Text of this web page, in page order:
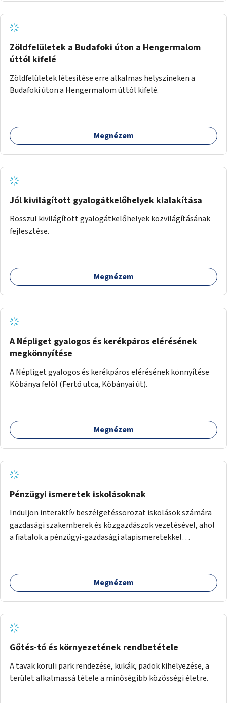
Zöldfelületek a Budafoki úton a Hengermalom
úttól kifelé
Zöldfelületek létesítése erre alkalmas helyszíneken a
Budafoki úton a Hengermalom úttól kifelé.
Megnézem
Jól kivilágított gyalogátkelőhelyek kialakítása
Rosszul kivilágított gyalogátkelőhelyek közvilágításának
fejlesztése.
Megnézem
A Népliget gyalogos és kerékpáros elérésének
megkönnyítése
A Népliget gyalogos és kerékpáros elérésének könnyítése
Kőbánya felől (Fertő utca, Kőbányai út).
Megnézem
Pénzügyi ismeretek iskolásoknak
Induljon interaktív beszélgetéssorozat iskolások számára
gazdasági szakemberek és közgazdászok vezetésével, ahol
a fiatalok a pénzügyi-gazdasági alapismeretekkel
számára, önkormányzati intézményben vagy külső
helyszínen iskolai együttműködéssel. A szervezést az
gyerekek bevonására is. A program pilot jelleggel indulna,
több korosztály számára.
Megnézem
Gőtés-tó és környezetének rendbetétele
A tavak körüli park rendezése, kukák, padok kihelyezése, a
terület alkalmassá tétele a minőségibb közösségi életre.